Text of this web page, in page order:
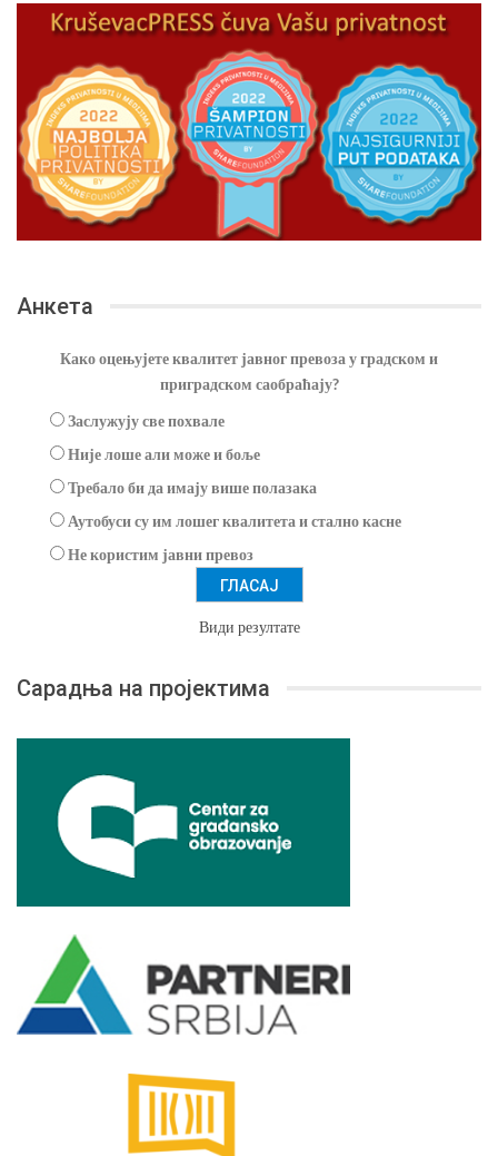
Анкета
Како оцењујете квалитет јавног превоза у градском и
приградском саобраћају?
Заслужују све похвале
Није лоше али може и боље
Требало би да имају више полазака
Аутобуси су им лошег квалитета и стално касне
Не користим јавни превоз
Види резултате
Сарадња на пројектима